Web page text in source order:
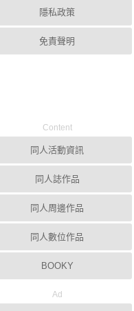
隱私政策
免責聲明
Content
同人活動資訊
同人誌作品
同人周邊作品
同人數位作品
BOOKY
Ad